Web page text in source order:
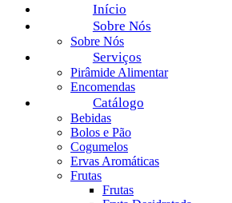
Início
Sobre Nós
Sobre Nós
Serviços
Pirâmide Alimentar
Encomendas
Catálogo
Bebidas
Bolos e Pão
Cogumelos
Ervas Aromáticas
Frutas
Frutas